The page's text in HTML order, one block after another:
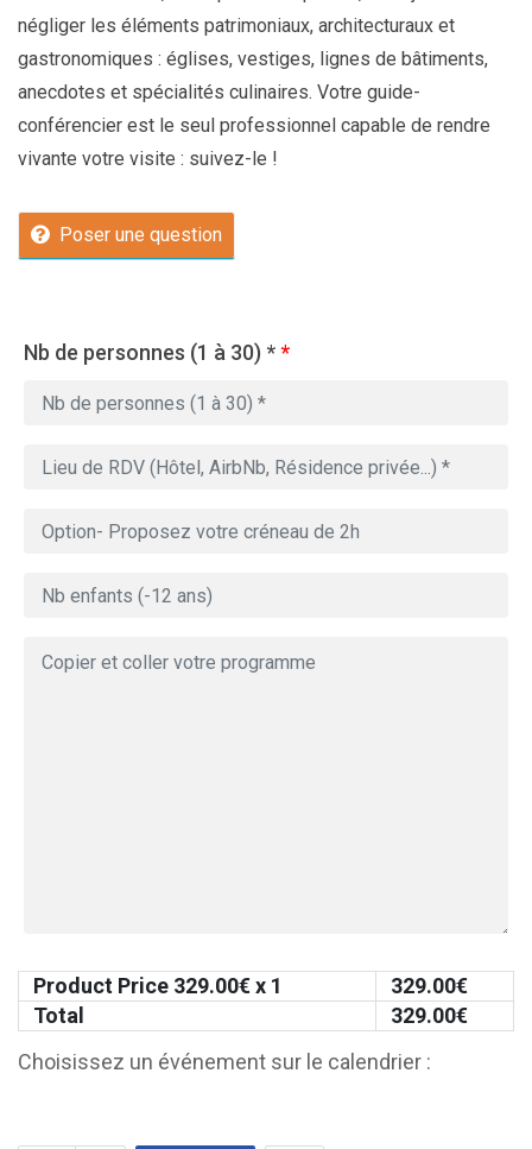
négliger les éléments patrimoniaux, architecturaux et
gastronomiques : églises, vestiges, lignes de bâtiments,
anecdotes et spécialités culinaires. Votre guide-
conférencier est le seul professionnel capable de rendre
vivante votre visite : suivez-le !
Poser une question
Nb de personnes (1 à 30) **
Product Price 329.00€ x 1 329.00€
Total
329.00€
Choisissez un événement sur le calendrier :